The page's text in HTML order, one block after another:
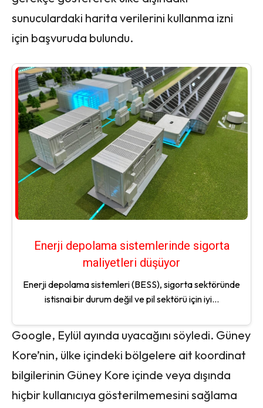
sunuculardaki harita verilerini kullanma izni
için başvuruda bulundu.
Enerji depolama sistemlerinde sigorta
maliyetleri düşüyor
Enerji depolama sistemleri (BESS), sigorta sektöründe
istisnai bir durum değil ve pil sektörü için iyi...
Google, Eylül ayında uyacağını söyledi. Güney
Kore’nin, ülke içindeki bölgelere ait koordinat
bilgilerinin Güney Kore içinde veya dışında
hiçbir kullanıcıya gösterilmemesini sağlama